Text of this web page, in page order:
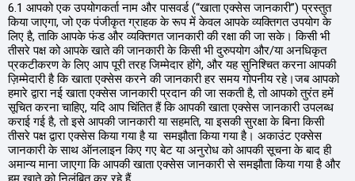
6.1 आपको एक उपयोगकर्ता नाम और पासवर्ड (“खाता एक्सेस जानकारी”) प्रस्तुत
किया जाएगा, जो एक पंजीकृत ग्राहक के रूप में केवल आपके व्यक्तिगत उपयोग के
लिए है, ताकि आपके फंड और व्यक्तिगत जानकारी की रक्षा की जा सके। किसी भी
तीसरे पक्ष को आपके खाते की जानकारी के किसी भी दुरुपयोग और/या अनधिकृत
प्रकटीकरण के लिए आप पूरी तरह जिम्मेदार होंगे, और यह सुनिश्चित करना आपकी
ज़िम्मेदारी है कि खाता एक्सेस करने की जानकारी हर समय गोपनीय रहे।जब आपको
हमारे द्वारा नई खाता एक्सेस जानकारी प्रदान की जा सकती है, तो आपको तुरंत हमें
सूचित करना चाहिए, यदि आप चिंतित हैं कि आपकी खाता एक्सेस जानकारी उपलब्ध
कराई गई है, तो इसे आपकी जानकारी या सहमति, या इसकी सुरक्षा के बिना किसी
तीसरे पक्ष द्वारा एक्सेस किया गया है या समझौता किया गया है। अकाउंट एक्सेस
जानकारी के साथ ऑनलाइन किए गए बेट या अनुरोध को आपकी सूचना के बाद ही
अमान्य माना जाएगा कि आपकी खाता एक्सेस जानकारी से समझौता किया गया है और